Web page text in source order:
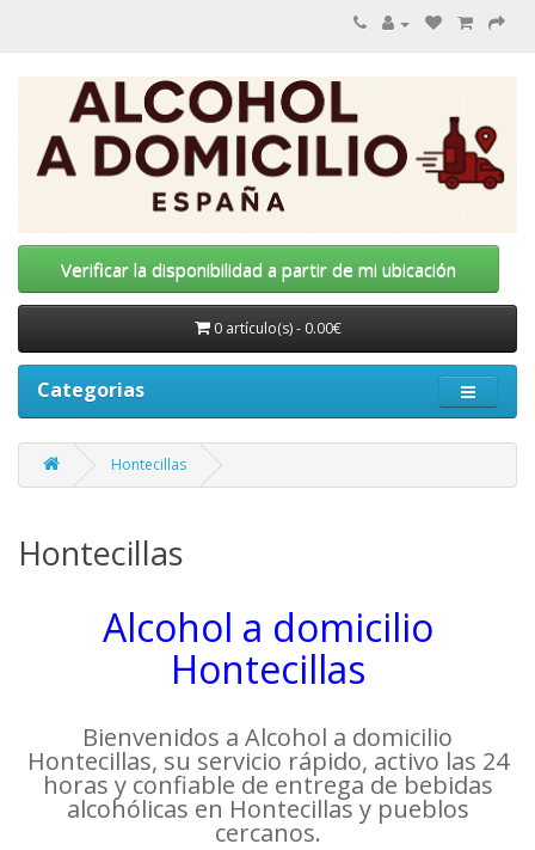
Verificar la disponibilidad a partir de mi ubicación
0 artículo(s) - 0.00€
Categorias
Hontecillas
Hontecillas
Alcohol a domicilio
Hontecillas
Bienvenidos a Alcohol a domicilio
Hontecillas, su servicio rápido, activo las 24
horas y confiable de entrega de bebidas
alcohólicas en Hontecillas y pueblos
cercanos.